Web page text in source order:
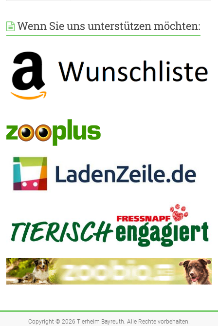
Wenn Sie uns unterstützen möchten:
Copyright © 2026 Tierheim Bayreuth . Alle Rechte vorbehalten.